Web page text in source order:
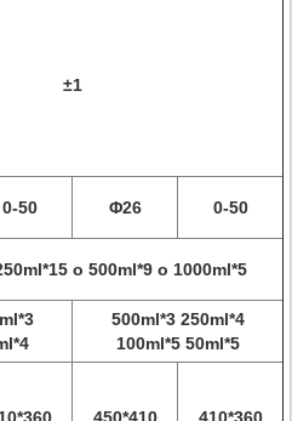
±1
0-50 Φ26 0-50
o 500ml*9 o 1000ml*5
500ml*3 250ml*4
100ml*5 50ml*5